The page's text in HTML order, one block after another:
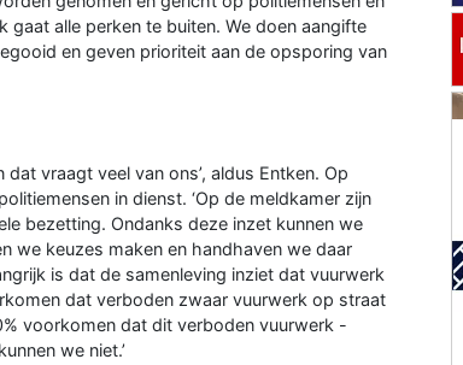
gaat alle perken te buiten. We doen aangifte
en geven prioriteit aan de opsporing van
vraagt veel van ons’, aldus Entken. Op
in dienst. ‘Op de meldkamer zijn
bezetting. Ondanks deze inzet kunnen we
we keuzes maken en handhaven we daar
is dat de samenleving inziet dat vuurwerk
dat verboden zwaar vuurwerk op straat
voorkomen dat dit verboden vuurwerk -
we niet.’